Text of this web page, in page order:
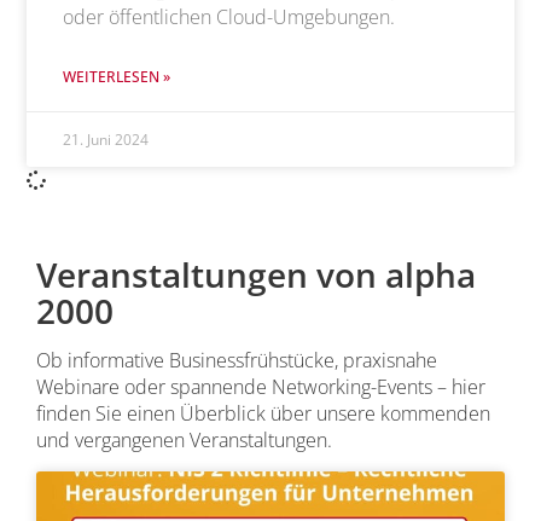
oder öffentlichen Cloud-Umgebungen.
WEITERLESEN »
21. Juni 2024
Veranstaltungen von alpha
2000
Ob informative Businessfrühstücke, praxisnahe
Webinare oder spannende Networking-Events – hier
finden Sie einen Überblick über unsere kommenden
und vergangenen Veranstaltungen.